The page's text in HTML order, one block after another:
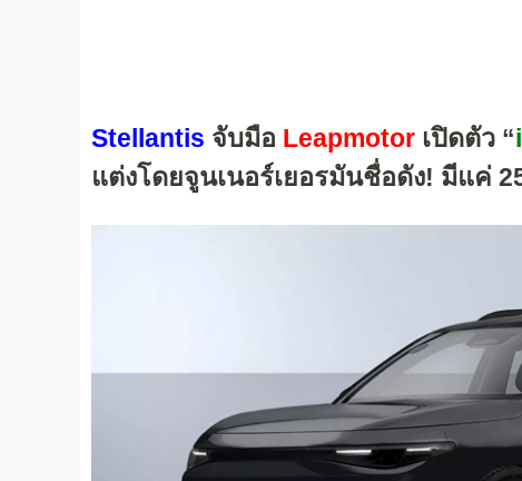
Stellantis จับมือ Leapmotor เปิดตัว “
แต่งโดยจูนเนอร์เยอรมันชื่อดัง! มีแค่